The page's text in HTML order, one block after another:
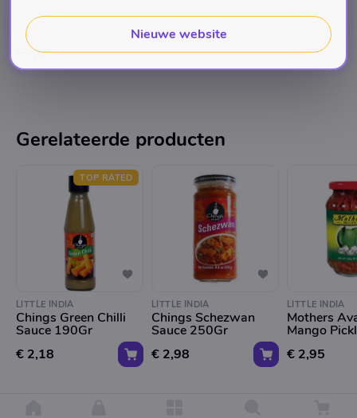
Merk
Priya
Gerelateerde producten
TOP RATED
LITTLE INDIA
Chings Green Chilli
Sauce 190Gr
€ 2,18
LITTLE INDIA
Chings Schezwan
Sauce 250Gr
€ 2,98
LITTLE INDIA
Mothers
Mango
€ 2,95
Nieuwe website